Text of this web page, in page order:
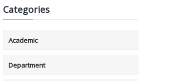
Categories
Academic
Department